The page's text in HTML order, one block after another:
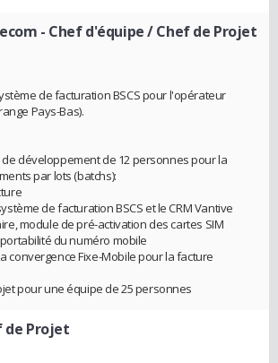
- Chef d'équipe / Chef de Projet
de facturation BSCS pour l'opérateur
Pays-Bas).
développement de 12 personnes pour la
par lots (batchs):
de facturation BSCS et le CRM Vantive
module de pré-activation des cartes SIM
du numéro mobile
convergence Fixe-Mobile pour la facture
pour une équipe de 25 personnes
de Projet